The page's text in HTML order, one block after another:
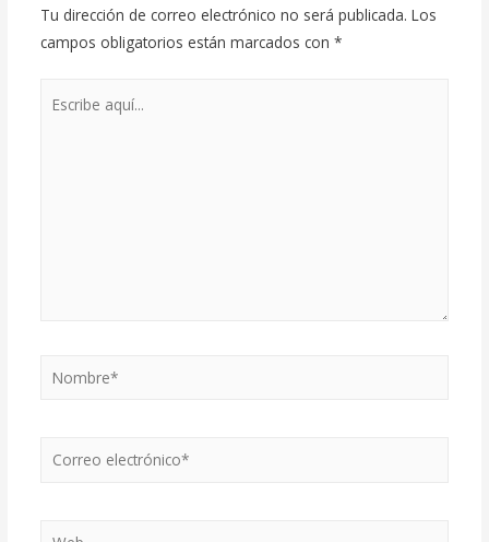
Tu dirección de correo electrónico no será publicada. Los
campos obligatorios están marcados con *
Nombre*
Correo